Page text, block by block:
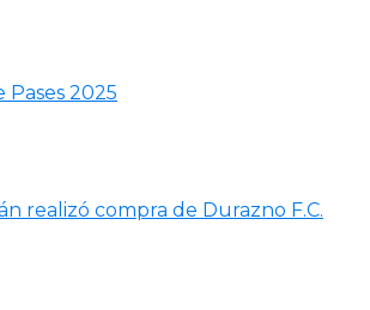
Pases 2025
realizó compra de Durazno F.C.